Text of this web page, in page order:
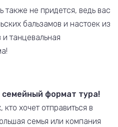
также не придется, ведь вас
бальзамов и настоек из
и танцевальная
формат тура!
хочет отправиться в
семья или компания